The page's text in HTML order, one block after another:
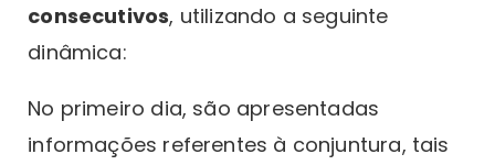
consecutivos, utilizando a seguinte
dinâmica:
No primeiro dia, são apresentadas
informações referentes à conjuntura, tais